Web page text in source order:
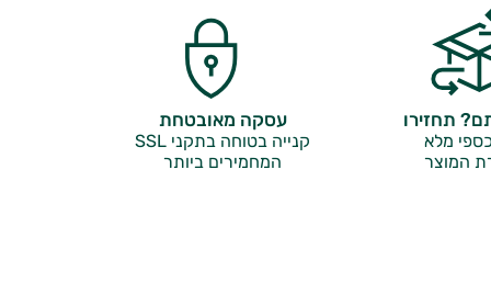
תחזירו
מלא
המוצר
עסקה מאובטחת
קנייה בטוחה בתקני SSL
המחמירים ביותר